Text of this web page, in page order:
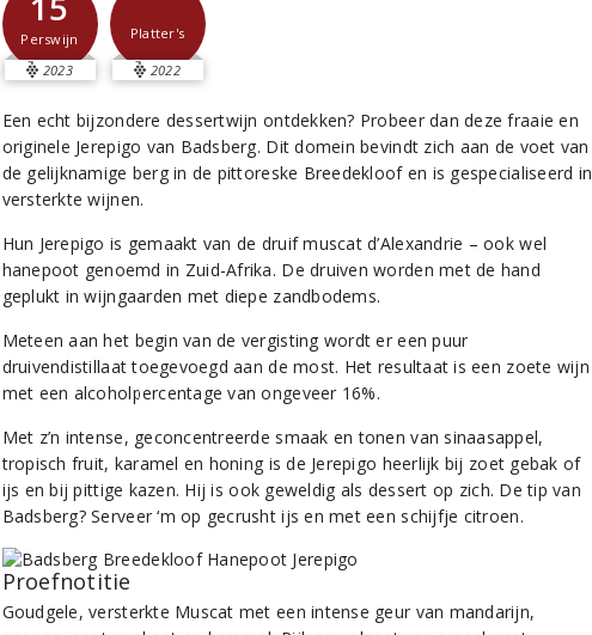
Perswijn
2023
Platter's
2022
Een echt bijzondere dessertwijn ontdekken? Probeer dan deze fraaie en
originele Jerepigo van Badsberg. Dit domein bevindt zich aan de voet van
de gelijknamige berg in de pittoreske Breedekloof en is gespecialiseerd in
versterkte wijnen.
Hun Jerepigo is gemaakt van de druif muscat d’Alexandrie – ook wel
hanepoot genoemd in Zuid-Afrika. De druiven worden met de hand
geplukt in wijngaarden met diepe zandbodems.
Meteen aan het begin van de vergisting wordt er een puur
druivendistillaat toegevoegd aan de most. Het resultaat is een zoete wijn
met een alcoholpercentage van ongeveer 16%.
Met z’n intense, geconcentreerde smaak en tonen van sinaasappel,
tropisch fruit, karamel en honing is de Jerepigo heerlijk bij zoet gebak of
ijs en bij pittige kazen. Hij is ook geweldig als dessert op zich. De tip van
Badsberg? Serveer ‘m op gecrusht ijs en met een schijfje citroen.
Proefnotitie
Goudgele, versterkte Muscat met een intense geur van mandarijn,